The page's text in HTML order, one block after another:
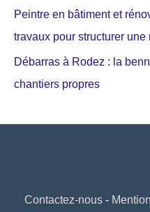
Peintre en bâtiment et
travaux pour structurer
Débarras à Rodez : la
chantiers propres
Contactez-nous-